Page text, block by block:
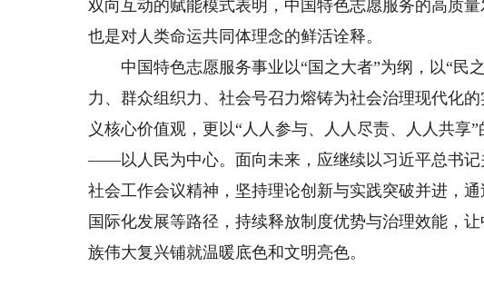
双向互动的赋能模式表明，中国特色志愿服务的高质
也是对人类命运共同体理念的鲜活诠释。
中国特色志愿服务事业以“国之大者”为纲，以“民
力、群众组织力、社会号召力熔铸为社会治理现代化
义核心价值观，更以“人人参与、人人尽责、人人共享
——以人民为中心。面向未来，应继续以习近平总书
社会工作会议精神，坚持理论创新与实践突破并进，
国际化发展等路径，持续释放制度优势与治理效能，
族伟大复兴铺就温暖底色和文明亮色。